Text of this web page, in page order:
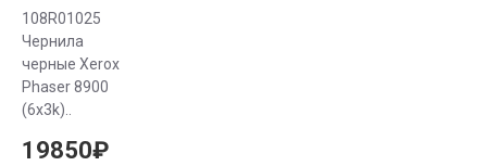
108R01025
Чернила
черные Xerox
Phaser 8900
(6x3k)..
19850₽